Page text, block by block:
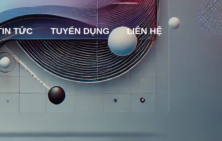
TỨC TUYỂN DỤNG LIÊN HỆ